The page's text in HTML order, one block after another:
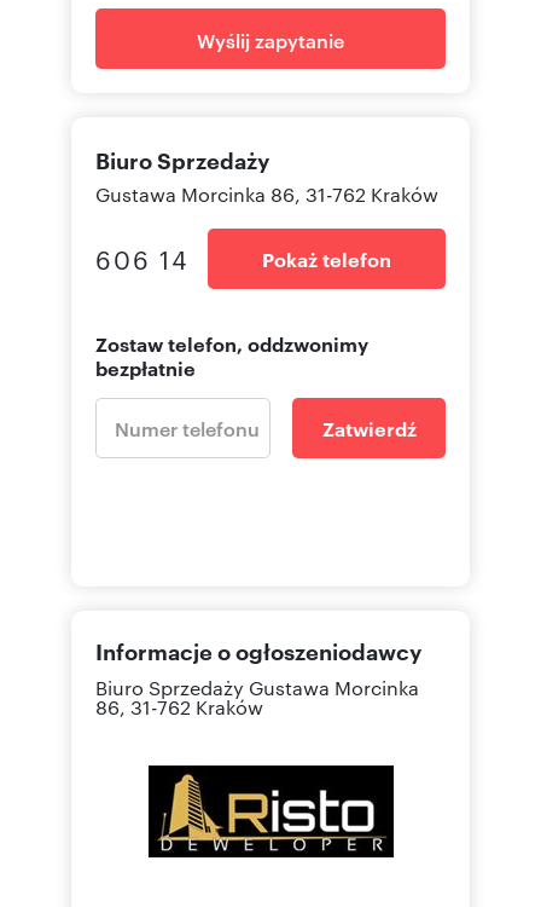
Wyślij zapytanie
Biuro Sprzedaży
Gustawa Morcinka 86, 31-762 Kraków
606 14 Pokaż telefon
Zostaw telefon, oddzwonimy
bezpłatnie
Zatwierdź
Informacje o ogłoszeniodawcy
Biuro Sprzedaży Gustawa Morcinka
86, 31-762 Kraków